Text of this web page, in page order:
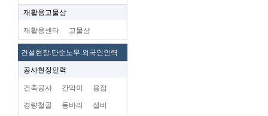
재활용고물상
재활용센타 고물상
건설현장.단순노무.외국인인력
공사현장인력
건축공사 칸막이 용접
경량철골 동바리 설비